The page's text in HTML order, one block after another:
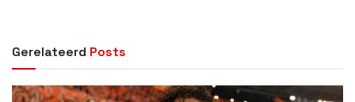
i
Gerelateerd Posts